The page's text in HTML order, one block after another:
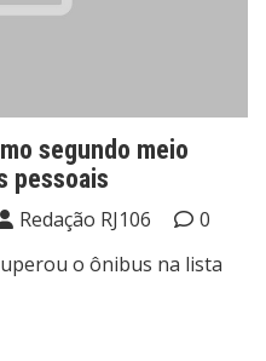
segundo meio
pessoais
Redação RJ106
0
o ônibus na lista